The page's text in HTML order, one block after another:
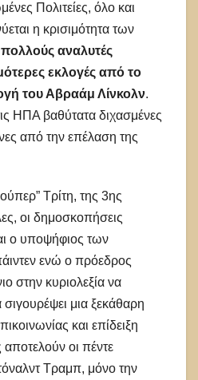
Πολιτείες, όλο και
η κρισιμότητα των
πολλούς αναλυτές
εκλογές από το
του Αβραάμ Λίνκολν.
ΗΠΑ βαθύτατα διχασμένες
από την επέλαση της
Τρίτη, της 3ης
οι δημοσκοπήσεις
ο υποψήφιος των
ενώ ο πρόεδρος
στην κυριολεξία να
σιγουρέψει μια ξεκάθαρη
και επίδειξη
αποτελούν οι πέντε
Τραμπ, μόνο την